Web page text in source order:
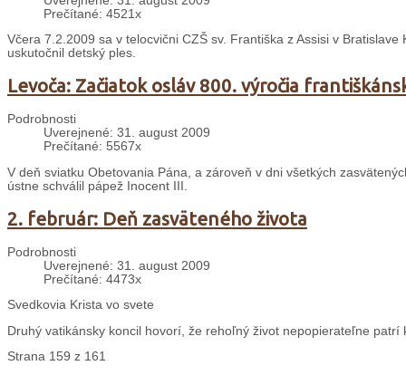
Prečítané: 4521x
Včera 7.2.2009 sa v telocvični CZŠ sv. Františka z Assisi v
uskutočnil detský ples.
Levoča: Začiatok osláv 800. výročia
Podrobnosti
Uverejnené: 31. august 2009
Prečítané: 5567x
V deň sviatku Obetovania Pána, a zároveň v dni všetkých
ústne schválil pápež Inocent III.
2. február: Deň zasväteného života
Podrobnosti
Uverejnené: 31. august 2009
Prečítané: 4473x
Svedkovia Krista vo svete
Druhý vatikánsky koncil hovorí, že rehoľný život nepopierateľne patrí
Strana 159 z 161